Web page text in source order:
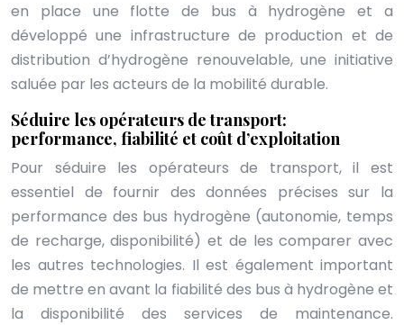
en place une flotte de bus à hydrogène et a
développé une infrastructure de production et de
distribution d’hydrogène renouvelable, une initiative
saluée par les acteurs de la mobilité durable.
Séduire les opérateurs de transport:
performance, fiabilité et coût d’exploitation
Pour séduire les opérateurs de transport, il est
essentiel de fournir des données précises sur la
performance des bus hydrogène (autonomie, temps
de recharge, disponibilité) et de les comparer avec
les autres technologies. Il est également important
de mettre en avant la fiabilité des bus à hydrogène et
la disponibilité des services de maintenance.